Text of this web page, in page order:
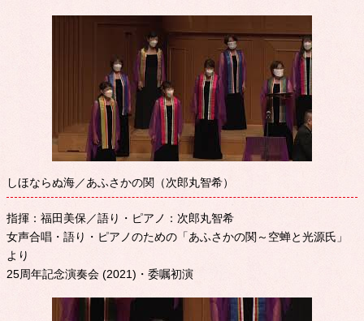
しほならぬ海／あふさかの関（次郎丸智希）
指揮：福田美保／語り・ピアノ：次郎丸智希
女声合唱・語り・ピアノのための「あふさかの関～空蝉と光源氏」
より
25周年記念演奏会 (2021)・委嘱初演